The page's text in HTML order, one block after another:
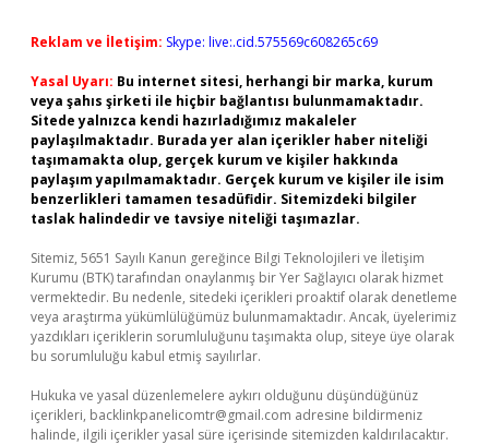
Reklam ve İletişim: Skype: live:.cid.575569c608265c69
Yasal Uyarı: Bu internet sitesi, herhangi bir marka, kurum
veya şahıs şirketi ile hiçbir bağlantısı bulunmamaktadır.
Sitede yalnızca kendi hazırladığımız makaleler
paylaşılmaktadır. Burada yer alan içerikler haber niteliği
taşımamakta olup, gerçek kurum ve kişiler hakkında
paylaşım yapılmamaktadır. Gerçek kurum ve kişiler ile isim
benzerlikleri tamamen tesadüfidir. Sitemizdeki bilgiler
taslak halindedir ve tavsiye niteliği taşımazlar.
Sitemiz, 5651 Sayılı Kanun gereğince Bilgi Teknolojileri ve İletişim
Kurumu (BTK) tarafından onaylanmış bir Yer Sağlayıcı olarak hizmet
vermektedir. Bu nedenle, sitedeki içerikleri proaktif olarak denetleme
veya araştırma yükümlülüğümüz bulunmamaktadır. Ancak, üyelerimiz
yazdıkları içeriklerin sorumluluğunu taşımakta olup, siteye üye olarak
bu sorumluluğu kabul etmiş sayılırlar.
Hukuka ve yasal düzenlemelere aykırı olduğunu düşündüğünüz
içerikleri, backlinkpanelicomtr@gmail.com adresine bildirmeniz
halinde, ilgili içerikler yasal süre içerisinde sitemizden kaldırılacaktır.